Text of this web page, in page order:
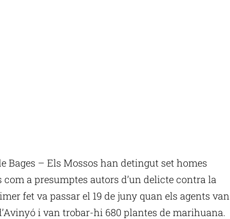
Bages – Els Mossos han detingut set homes
com a presumptes autors d’un delicte contra la
fet va passar el 19 de juny quan els agents van
i van trobar-hi 680 plantes de marihuana.